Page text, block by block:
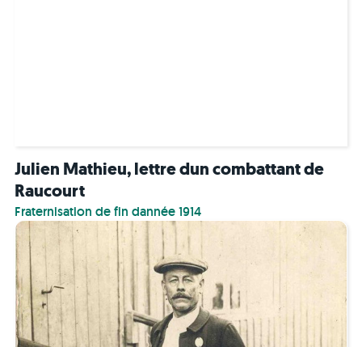
Julien Mathieu, lettre dun combattant de
Raucourt
Fraternisation de fin dannée 1914